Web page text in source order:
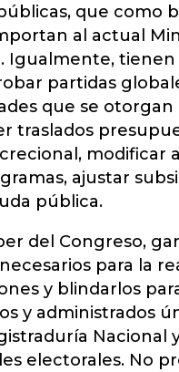
que como
al actual
Igualmente,
partidas
que se otorgan
traslados
modificar
ajustar
pública.
del Congreso,
para la
y blindarlos
y administrados
Nacional
electorales. No